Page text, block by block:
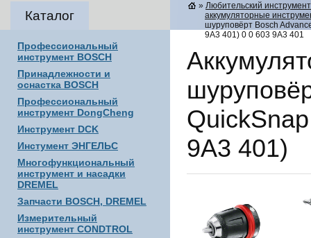
Каталог
Профессиональный
инструмент BOSCH
Принадлежности и
оснастка BOSCH
Профессиональный
инструмент DongCheng
Инструмент DCK
Инстумент ЭНГЕЛЬС
Многофункциональный
инструмент и насадки
DREMEL
Запчасти BOSCH, DREMEL
Измерительный
инструмент CONDTROL
» Любительский
аккумуляторные
шуруповёрт Bosch
9A3 401) 0 0 603 9A3 401
9A3 401)